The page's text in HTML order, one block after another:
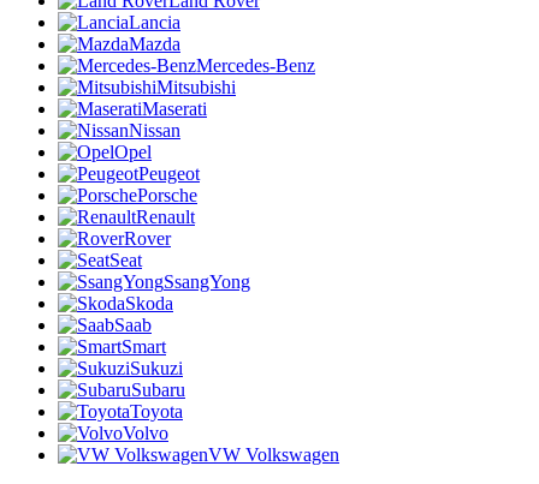
Lancia
Mazda
Mercedes-Benz
Mitsubishi
Maserati
Nissan
Opel
Peugeot
Porsche
Renault
Rover
Seat
SsangYong
Skoda
Saab
Smart
Sukuzi
Subaru
Toyota
Volvo
VW Volkswagen